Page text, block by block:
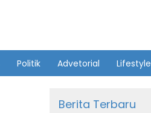
Politik Advetorial Lifestyle
Berita Terbaru